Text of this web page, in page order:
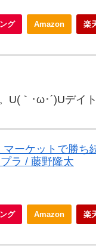
グ Amazon 楽
U(｀･ω･´)Uデイ
マーケットで勝ち
ラ / 藤野隆太
グ Amazon 楽